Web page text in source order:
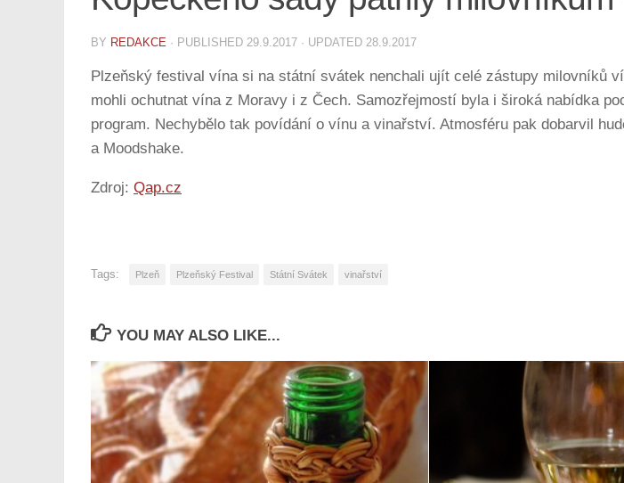
BY REDAKCE · PUBLISHED 29.9.2017 · UPDATED 28.9.2017
Plzeňský festival vína si na státní svátek nenchali ujít celé zástupy milovníků
mohli ochutnat vína z Moravy i z Čech. Samozřejmostí byla i široká nabídka
program. Nechybělo tak povídání o vínu a vinařství. Atmosféru pak dobarvil
a Moodshake.
Zdroj: Qap.cz
Tags: Plzeň Plzeňský Festival Státní Svátek vinařství
YOU MAY ALSO LIKE...